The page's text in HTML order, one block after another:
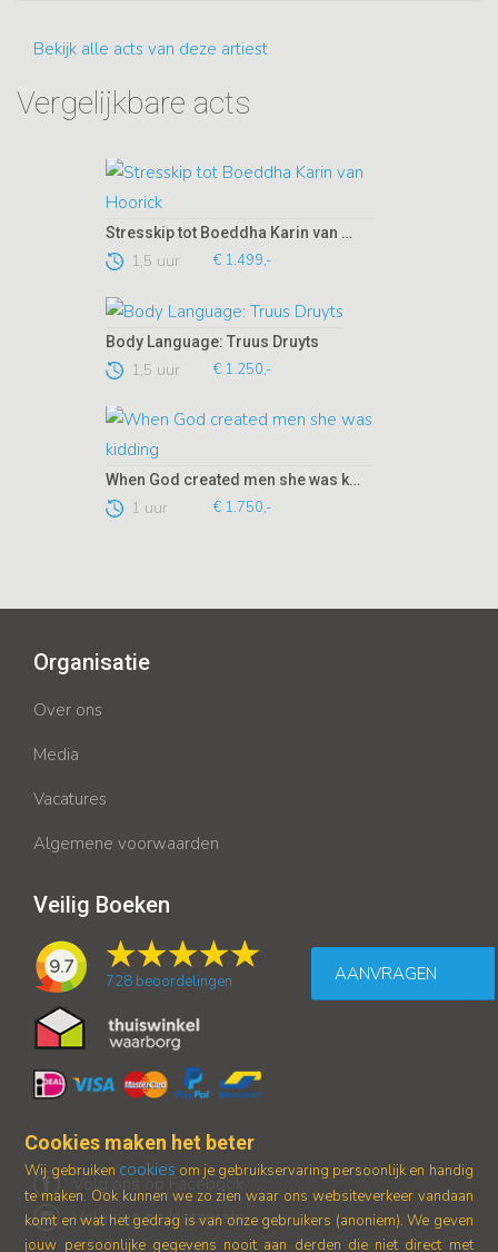
Bekijk alle acts van deze artiest
Vergelijkbare acts
Stresskip tot Boeddha Karin van Hoorick
1,5 uur € 1.499,-
Body Language: Truus Druyts
1,5 uur € 1.250,-
When God created men she was kidding
1 uur € 1.750,-
AANVRAGEN
Organisatie
Over ons
Media
Vacatures
Algemene voorwaarden
Veilig Boeken
9.7
728 beoordelingen
Volg ons op Facebook
Volg ons op Instagram
Cookies maken het beter
Wij gebruiken cookies om je gebruikservaring persoonlijk en handig
te maken. Ook kunnen we zo zien waar ons websiteverkeer vandaan
komt en wat het gedrag is van onze gebruikers (anoniem). We geven
jouw persoonlijke gegevens nooit aan derden die niet direct met